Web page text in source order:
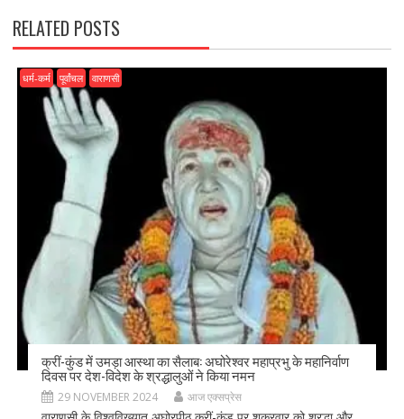
RELATED POSTS
धर्म-कर्म पूर्वांचल वाराणसी
क्रीं-कुंड में उमड़ा आस्था का सैलाब: अघोरेश्वर महाप्रभु के महानिर्वाण
दिवस पर देश-विदेश के श्रद्धालुओं ने किया नमन
29 NOVEMBER 2024 आज एक्सप्रेस